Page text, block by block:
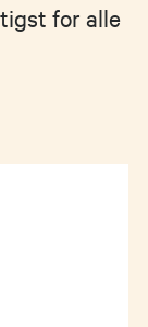
for alle